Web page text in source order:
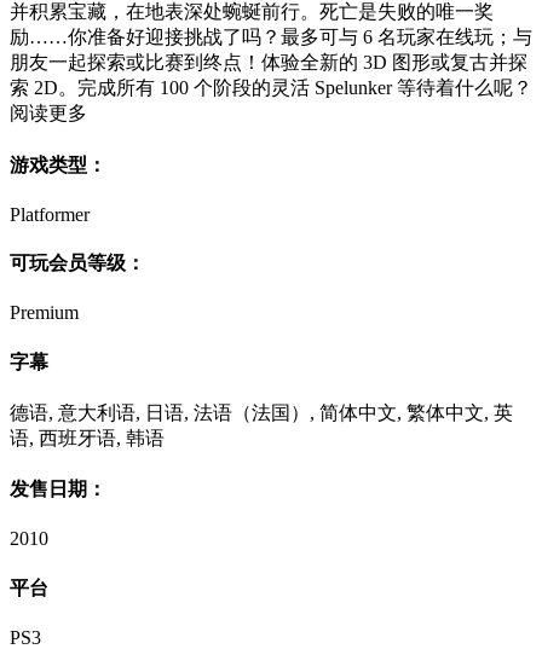
并积累宝藏，在地表深处蜿蜒前行。死亡是失败的唯一奖
励……你准备好迎接挑战了吗？最多可与 6 名玩家在线玩；与
朋友一起探索或比赛到终点！体验全新的 3D 图形或复古并探
索 2D。完成所有 100 个阶段的灵活 Spelunker 等待着什么呢？
阅读更多
游戏类型：
Platformer
可玩会员等级：
Premium
字幕
德语, 意大利语, 日语, 法语（法国）, 简体中文, 繁体中文, 英
语, 西班牙语, 韩语
发售日期：
2010
平台
PS3